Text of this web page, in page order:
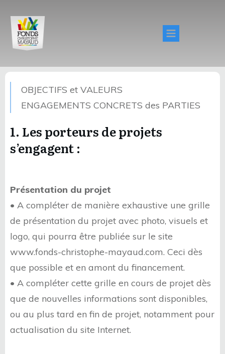
OBJECTIFS et VALEURS
ENGAGEMENTS CONCRETS des PARTIES
1. Les porteurs de projets
s’engagent :
Présentation du projet
• A compléter de manière exhaustive une grille
de présentation du projet avec photo, visuels et
logo, qui pourra être publiée sur le site
www.fonds-christophe-mayaud.com. Ceci dès
que possible et en amont du financement.
• A compléter cette grille en cours de projet dès
que de nouvelles informations sont disponibles,
ou au plus tard en fin de projet, notamment pour
actualisation du site Internet.